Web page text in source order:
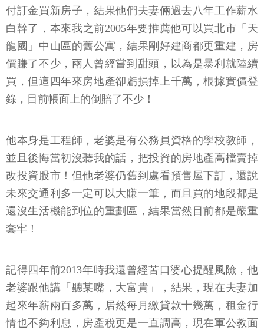
付訂金買新房子，結果他們夫妻倆過去八年工作薪水
白幹了，本來我之前2005年要推薦他可以買北市「天
龍國」中山區的舊公寓，結果剛好建商都更重建，房
價賺了不少，兩人曾經嘗到甜頭，以為是暴利就陸續
買，但這四年來房地產卻虧損掉上千萬，根據實價登
錄，目前帳面上的倒賠了不少！
他本身是工程師，老婆是有公務員資格的學校教師，
並且後悔當初沒聽我的話，把投資的房地產高檔賣掉
改投資股市！但他老婆仍舊到處看預售屋下訂，還說
未來交通利多一定可以大賺一筆，而且買的地段都是
還沒生活機能到位的重劃區，結果當然目前都是嚴重
套牢！
記得四年前2013年時我還曾經苦口婆心提醒風險，他
老婆跟他講「聽某嘴，大富貴」，結果，現在夫妻加
起來年薪兩百多萬，居然每月繳貸款十幾萬，租金行
情也不夠利息，房產稅更是一直調高，現在軍公教面